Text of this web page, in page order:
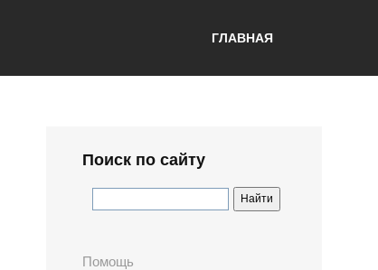
ГЛАВНАЯ
Поиск по сайту
Помощь